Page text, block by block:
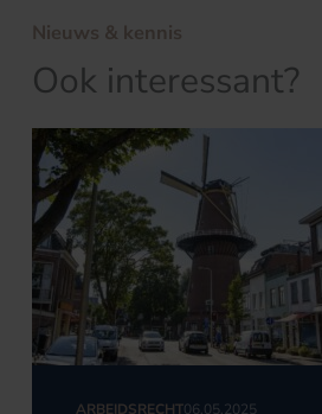
Nieuws & kennis
Ook interessant?
ARBEIDSRECHT06.05.2025